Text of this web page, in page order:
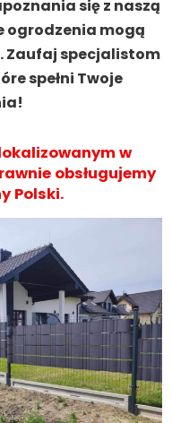
się z naszą
ogrodzenia mogą
Zaufaj specjalistom
spełni Twoje
w
obsługujemy
Polski.